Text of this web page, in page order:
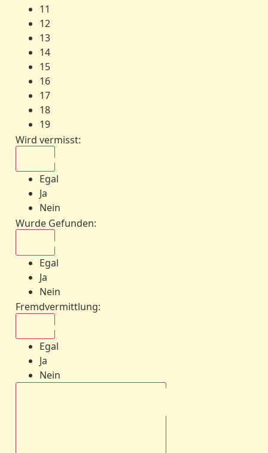
11
12
13
14
15
16
17
18
19
Wird vermisst:
Egal
Ja
Nein
Wurde Gefunden:
Egal
Ja
Nein
Fremdvermittlung:
Egal
Ja
Nein